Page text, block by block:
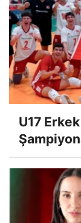
U17